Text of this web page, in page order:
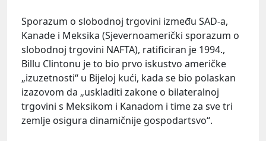
Sporazum o slobodnoj trgovini između SAD-a,
Kanade i Meksika (Sjevernoamerički sporazum o
slobodnoj trgovini NAFTA), ratificiran je 1994.,
Billu Clintonu je to bio prvo iskustvo američke
„izuzetnosti“ u Bijeloj kući, kada se bio polaskan
izazovom da „uskladiti zakone o bilateralnoj
trgovini s Meksikom i Kanadom i time za sve tri
zemlje osigura dinamičnije gospodartsvo“.